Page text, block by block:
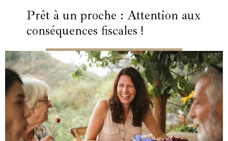
Prêt à un proche : Attention aux
conséquences fiscales !